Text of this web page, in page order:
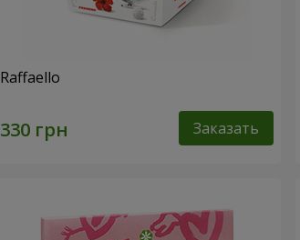
Raffaello
Заказать